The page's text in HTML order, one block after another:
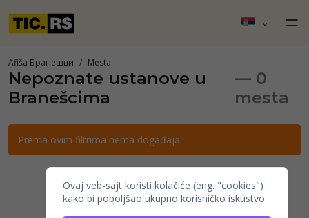
Afiša Бранешци Mesta
Nepoznate ustanove u
Branešcima
— 0
mesta
Prema ovim filtrima nema događaja.
Ovaj veb-sajt koristi kolačiće (eng. "cookies")
kako bi poboljšao ukupno korisničko iskustvo.